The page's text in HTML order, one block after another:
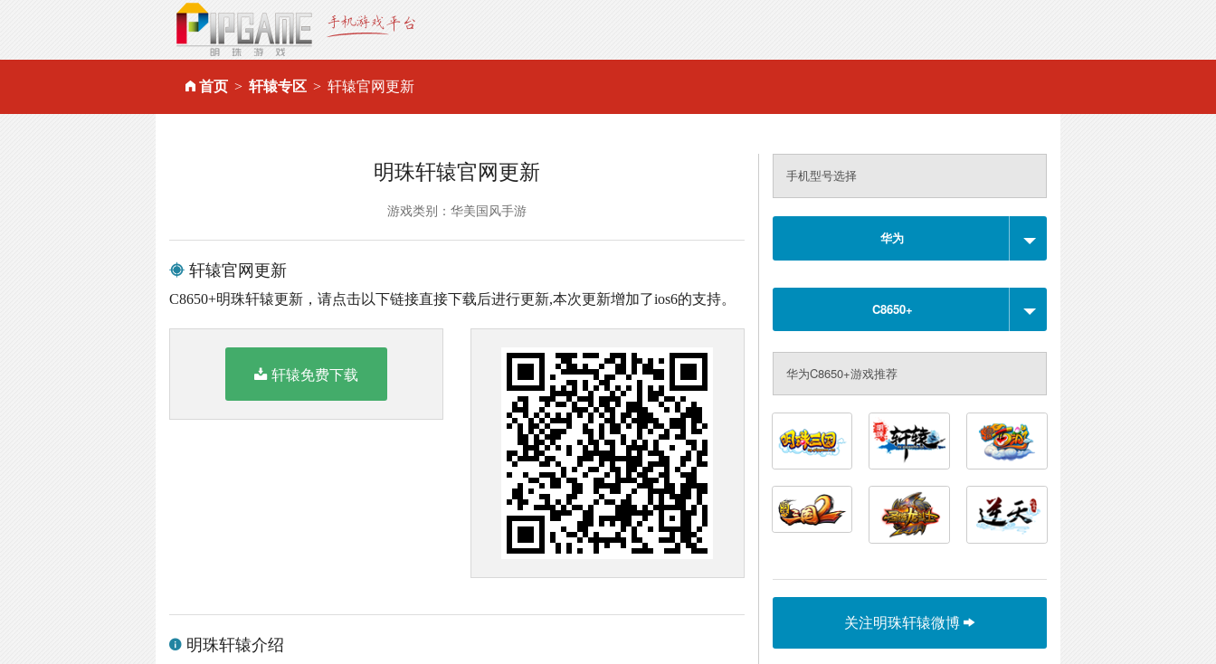
首页 轩辕专区 轩辕官网更新
明珠轩辕官网更新
游戏类别：华美国风手游
轩辕官网更新
C8650+明珠轩辕更新，请点击以下链接直接下载后进行更新,本次更新增加了ios6的支持。
轩辕免费下载
明珠轩辕介绍
手机型号选择
华为
C8650+
华为C8650+游戏推荐
关注明珠轩辕微博